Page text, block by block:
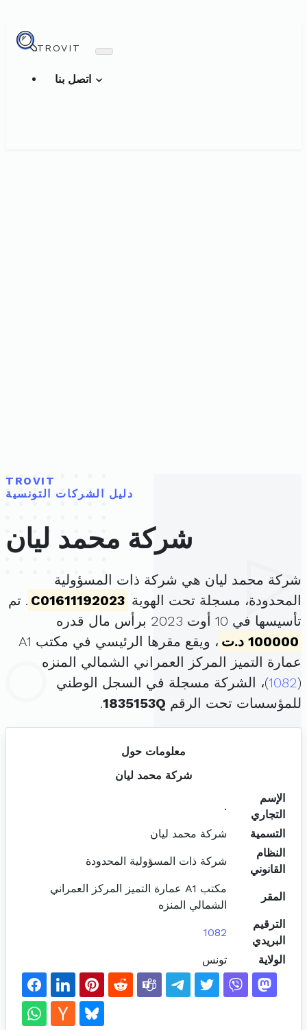
TROVIT
TROVIT
دليل الشركات التونسية
شركة محمد ليان
شركة محمد ليان هي شركة ذات المسؤولية
المحدودة، مسجلة تحت الهوية C01611192023 . تم
تأسيسها في 10 أوت 2023 برأس مال قدره
100000 د.ت
، ويقع مقرها الرئيسي في مكتب A1
عمارة التميز المركز العمراني الشمالي المنزه
(
1082)، الشركة مسجلة في السجل الوطني
للمؤسسات تحت الرقم 1835153Q
.
معلومات حول
شركة محمد ليان
الإسم
التجاري
.
التسمية
شركة محمد ليان
النظام
القانوني
شركة ذات المسؤولية المحدودة
المقر
مكتب A1 عمارة التميز المركز العمراني
الشمالي المنزه
الترقيم
البريدي
1082
الولاية تونس